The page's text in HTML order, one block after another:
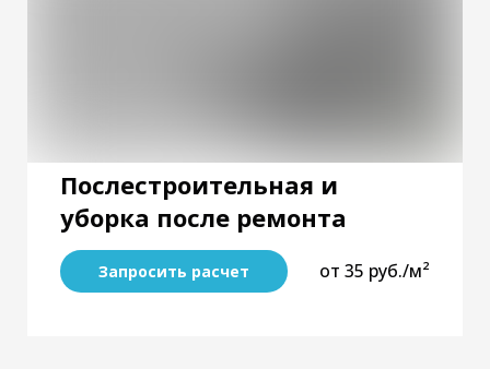
Послестроительная и
уборка после ремонта
Запросить расчет от 35 руб./м²